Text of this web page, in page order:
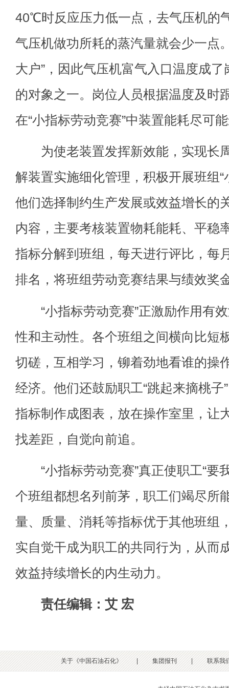
40℃时反应压力低一点，去气压机的
气压机做功所耗的蒸汽量就会少一点
大户”，因此气压机富气入口温度成
的对象之一。岗位人员根据温度及时
在“小指标劳动竞赛”中装置能耗尽可
为使老装置发挥新效能，实现长
解装置实施细化管理，积极开展班组“
他们选择制约生产发展或效益增长的
内容，主要考核装置物耗能耗、平稳
指标分解到班组，每天进行评比，每
排名，将班组劳动竞赛结果与绩效奖
“小指标劳动竞赛”正激励作用有效
性和主动性。各个班组之间横向比短
切磋，互相学习，铆着劲地看谁的操
经济。他们还鼓励职工“跳起来摘桃子
指标制作成图表，放在操作室里，让
找差距，自觉向前追。
“小指标劳动竞赛”真正使职工“要我
个班组都想名列前茅，职工们竭尽所
量、质量、消耗等指标优于其他班组
实自觉干成为职工的共同行为，从而
效益持续增长的内生动力。
责任编辑：艾 宏
关于《中国石油石化》 集团报刊 联系我